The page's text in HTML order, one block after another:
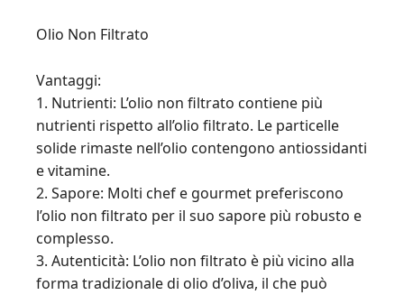
Olio Non Filtrato
Vantaggi:
1. Nutrienti: L’olio non filtrato contiene più
nutrienti rispetto all’olio filtrato. Le particelle
solide rimaste nell’olio contengono antiossidanti
e vitamine.
2. Sapore: Molti chef e gourmet preferiscono
l’olio non filtrato per il suo sapore più robusto e
complesso.
3. Autenticità: L’olio non filtrato è più vicino alla
forma tradizionale di olio d’oliva, il che può